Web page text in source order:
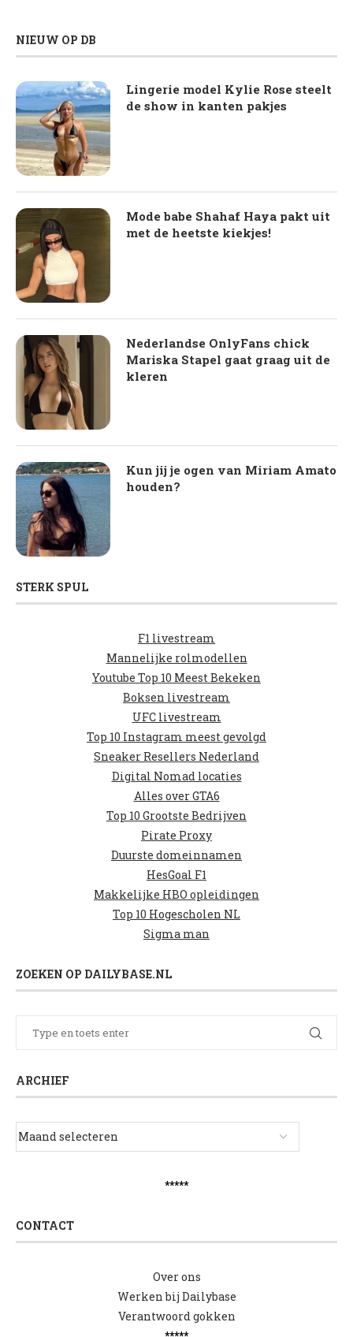
NIEUW OP DB
Lingerie model Kylie Rose steelt
de show in kanten pakjes
Mode babe Shahaf Haya pakt uit
met de heetste kiekjes!
Nederlandse OnlyFans chick
Mariska Stapel gaat graag uit de
kleren
Kun jij je ogen van Miriam Amato
houden?
STERK SPUL
F1 livestream
Mannelijke rolmodellen
Youtube Top 10 Meest Bekeken
Boksen livestream
UFC livestream
Top 10 Instagram meest gevolgd
Sneaker Resellers Nederland
Digital Nomad locaties
Alles over GTA6
Top 10 Grootste Bedrijven
Pirate Proxy
Duurste domeinnamen
HesGoal F1
Makkelijke HBO opleidingen
Top 10 Hogescholen NL
Sigma man
ZOEKEN OP DAILYBASE.NL
ARCHIEF
*****
CONTACT
Over ons
Werken bij Dailybase
Verantwoord gokken